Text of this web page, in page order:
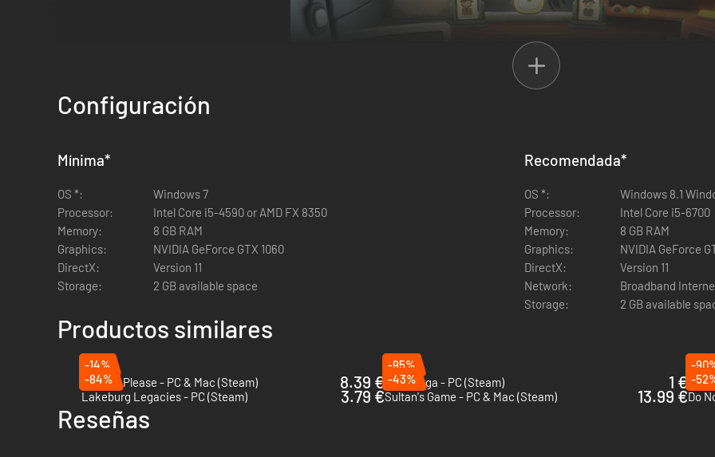
Gestiona el interior de la planta, construye instalaciones nuevas y mejora el centro de investigación. Los recursos son
de que el transbordador despegue.
Configuración
Mínima*
OS *:
Windows 7
Processor:
Intel Core i5-4590 or AMD FX 8350
Memory:
8 GB RAM
Graphics:
NVIDIA GeForce GTX 1060
DirectX:
Version 11
Storage:
2 GB available space
Recomendada*
OS *:
Windows 8.1
Processor:
Intel Core i5-6700
Memory:
8 GB RAM
Graphics:
NVIDIA GeForce
DirectX:
Version 11
Network:
Broadband
Storage:
2 GB available
Productos similares
-14%
Papers, Please - PC & Mac (Steam)
8.39 €
-95%
Anvil Saga - PC (Steam)
1 €
-
-84%
Lakeburg Legacies - PC (Steam)
3.79 €
-43%
Sultan's Game - PC & Mac (Steam)
13.99 €
-
Do
Reseñas